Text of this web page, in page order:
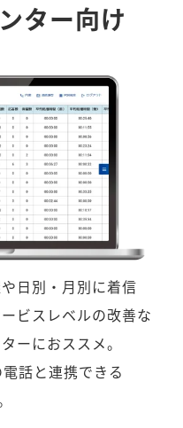
ター向け
日別・月別に着信
ビスレベルの改善な
ーにおススメ。
話と連携できる